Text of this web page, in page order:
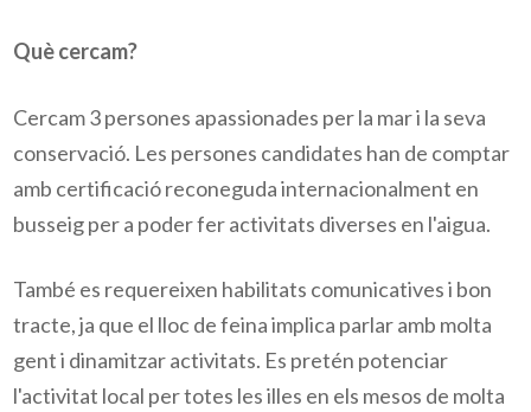
Què cercam?
Cercam 3 persones apassionades per la mar i la seva
conservació. Les persones candidates han de comptar
amb certificació reconeguda internacionalment en
busseig per a poder fer activitats diverses en l'aigua.
També es requereixen habilitats comunicatives i bon
tracte, ja que el lloc de feina implica parlar amb molta
gent i dinamitzar activitats. Es pretén potenciar
l'activitat local per totes les illes en els mesos de molta